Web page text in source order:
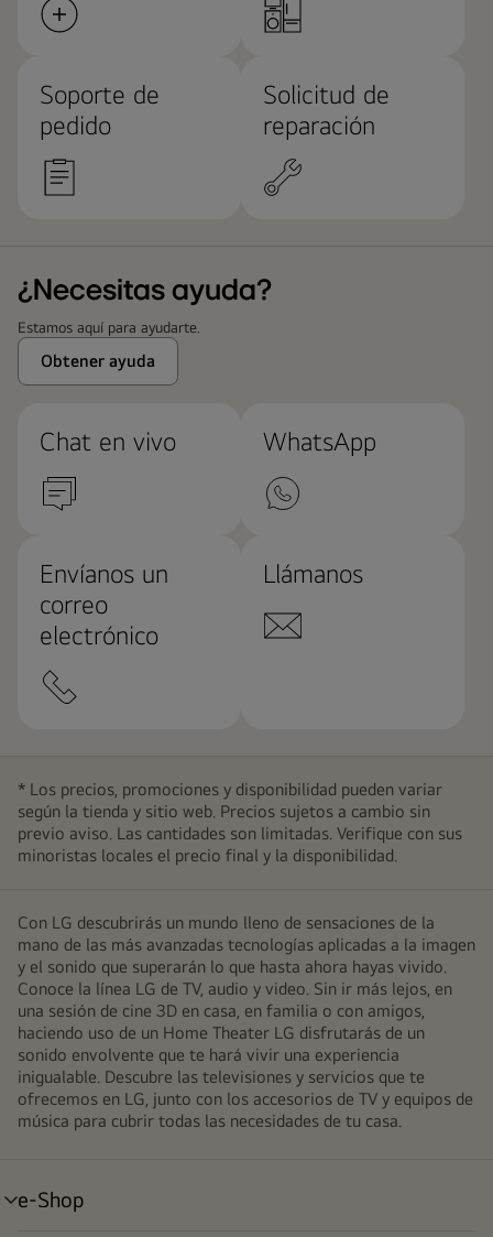
Soporte de
pedido
Solicitud de
reparación
¿Necesitas ayuda?
Estamos aquí para ayudarte.
Obtener ayuda
Chat en vivo WhatsApp
Envíanos un
correo
electrónico
Llámanos
* Los precios, promociones y disponibilidad pueden variar
según la tienda y sitio web. Precios sujetos a cambio sin
previo aviso. Las cantidades son limitadas. Verifique con sus
minoristas locales el precio final y la disponibilidad.
Con LG descubrirás un mundo lleno de sensaciones de la
mano de las más avanzadas tecnologías aplicadas a la imagen
y el sonido que superarán lo que hasta ahora hayas vivido.
Conoce la línea LG de TV, audio y video. Sin ir más lejos, en
una sesión de cine 3D en casa, en familia o con amigos,
haciendo uso de un Home Theater LG disfrutarás de un
sonido envolvente que te hará vivir una experiencia
inigualable. Descubre las televisiones y servicios que te
ofrecemos en LG, junto con los accesorios de TV y equipos de
música para cubrir todas las necesidades de tu casa.
e-Shop
alternar